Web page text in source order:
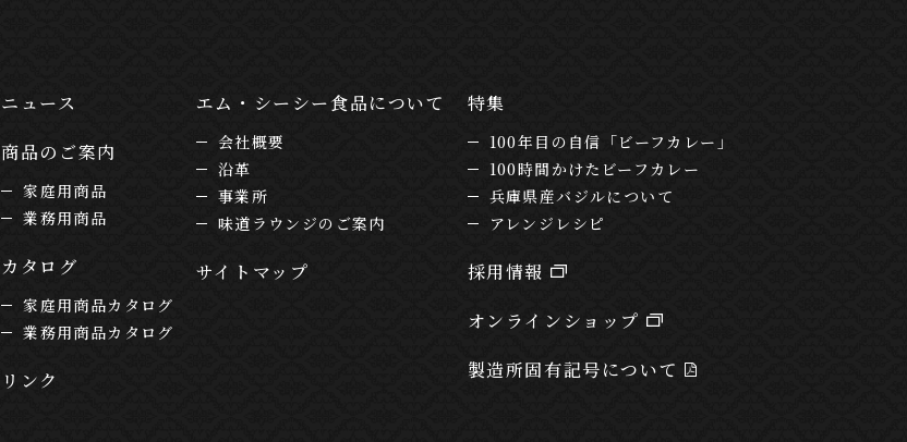
ニュース
商品のご案内
家庭用商品
業務用商品
カタログ
家庭用商品カタログ
業務用商品カタログ
リンク
エム・シーシー食品について
会社概要
沿革
事業所
味道ラウンジのご案内
サイトマップ
特集
100年目の自信「ビーフカレー」
100時間かけたビーフカレー
兵庫県産バジルについて
アレンジレシピ
採用情報
オンラインショップ
製造所固有記号について